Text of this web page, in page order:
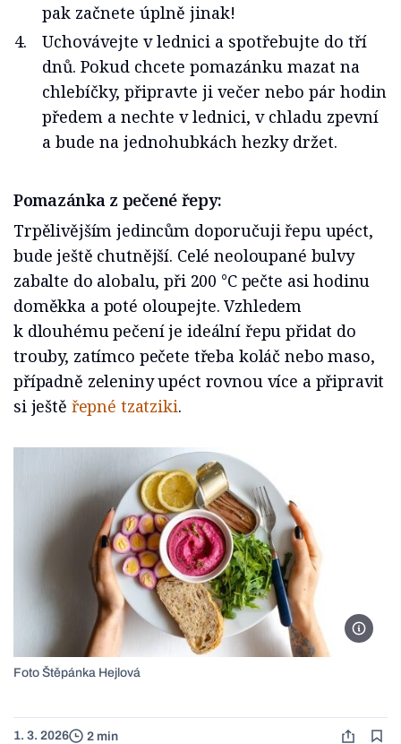
pak začnete úplně jinak!
Uchovávejte v lednici a spotřebujte do tří
dnů. Pokud chcete pomazánku mazat na
chlebíčky, připravte ji večer nebo pár hodin
předem a nechte v lednici, v chladu zpevní
a bude na jednohubkách hezky držet.
Pomazánka z pečené řepy:
Trpělivějším jedincům doporučuji řepu upéct,
bude ještě chutnější. Celé neoloupané bulvy
zabalte do alobalu, při 200 °C pečte asi hodinu
doměkka a poté oloupejte. Vzhledem
k dlouhému pečení je ideální řepu přidat do
trouby, zatímco pečete třeba koláč nebo maso,
případně zeleniny upéct rovnou více a připravit
si ještě řepné tzatziki.
Foto
Foto Štěpánka Hejlová
1. 3. 2026 2 min